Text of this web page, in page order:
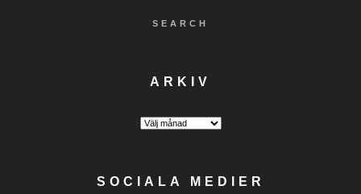
SEARCH
ARKIV
Arkiv
SOCIALA MEDIER